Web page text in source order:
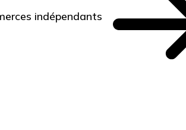
indépendants